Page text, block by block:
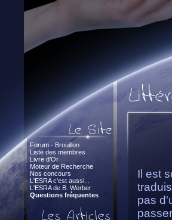
Forum - Brouillon
Liste des membres
Livre d'Or
Moteur de Recherche
Nos concours
L'ESRA c'est aussi...
L'ESRA de B. Werber
Questions fréquentes
Il est
pas